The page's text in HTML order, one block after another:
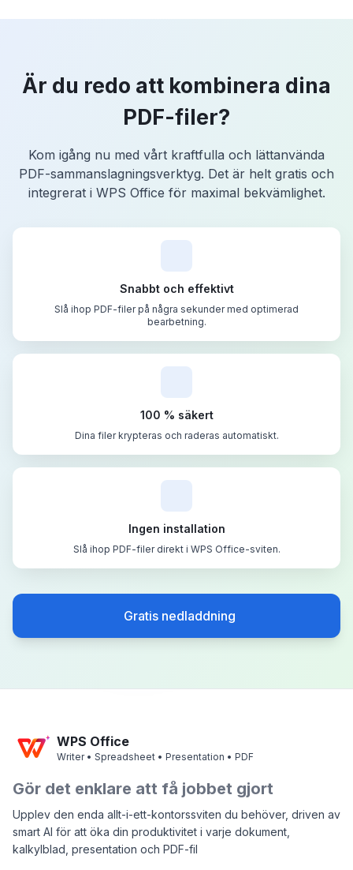
Är du redo att kombinera dina
PDF-filer?
Kom igång nu med vårt kraftfulla och lättanvända
PDF-sammanslagningsverktyg. Det är helt gratis och
integrerat i WPS Office för maximal bekvämlighet.
Snabbt och effektivt
Slå ihop PDF-filer på några sekunder med optimerad
bearbetning.
100 % säkert
Dina filer krypteras och raderas automatiskt.
Ingen installation
Slå ihop PDF-filer direkt i WPS Office-sviten.
Gratis nedladdning
WPS Office
Writer • Spreadsheet • Presentation • PDF
Gör det enklare att få jobbet gjort
Upplev den enda allt-i-ett-kontorssviten du behöver, driven av
smart AI för att öka din produktivitet i varje dokument,
kalkylblad, presentation och PDF-fil